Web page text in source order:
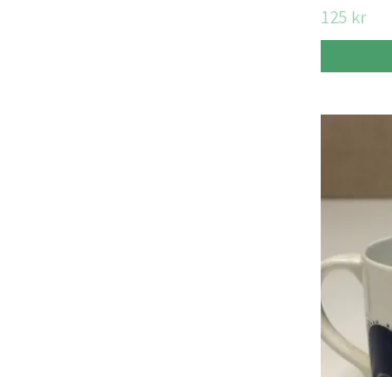
125 kr